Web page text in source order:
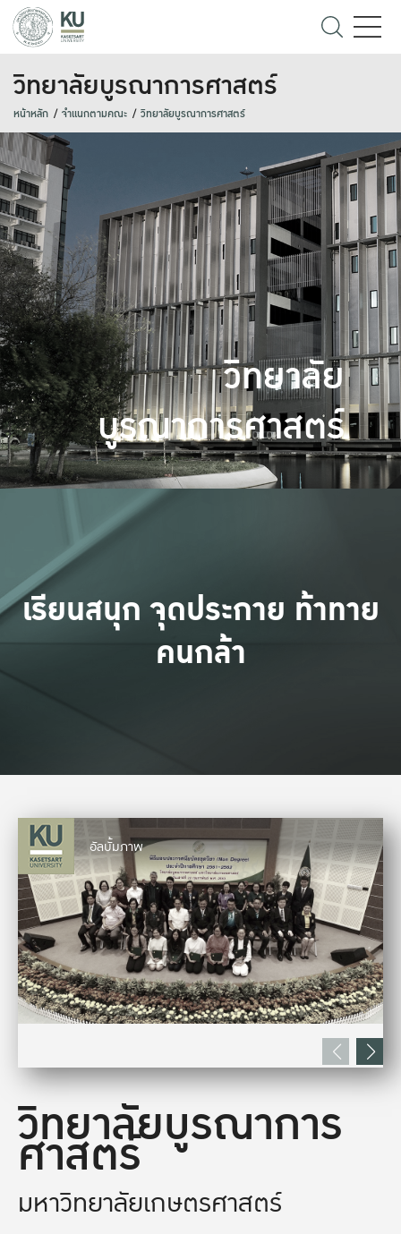
วิทยาลัยบูรณาการศาสตร์
หน้าหลัก จำแนกตามคณะ วิทยาลัยบูรณาการศาสตร์
วิทยาลัย
บูรณาการศาสตร์
เรียนสนุก จุดประกาย ท้าทาย
คนกล้า
วิทยาลัยบูรณาการ
ศาสตร์
มหาวิทยาลัยเกษตรศาสตร์
อัลบั้มภาพ